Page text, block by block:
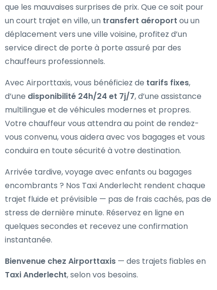
que les mauvaises surprises de prix. Que ce soit pour
un court trajet en ville, un transfert aéroport ou un
déplacement vers une ville voisine, profitez d’un
service direct de porte à porte assuré par des
chauffeurs professionnels.
Avec Airporttaxis, vous bénéficiez de tarifs fixes,
d’une disponibilité 24h/24 et 7j/7, d’une assistance
multilingue et de véhicules modernes et propres.
Votre chauffeur vous attendra au point de rendez-
vous convenu, vous aidera avec vos bagages et vous
conduira en toute sécurité à votre destination.
Arrivée tardive, voyage avec enfants ou bagages
encombrants ? Nos Taxi Anderlecht rendent chaque
trajet fluide et prévisible — pas de frais cachés, pas de
stress de dernière minute. Réservez en ligne en
quelques secondes et recevez une confirmation
instantanée.
Bienvenue chez Airporttaxis — des trajets fiables en
Taxi Anderlecht, selon vos besoins.